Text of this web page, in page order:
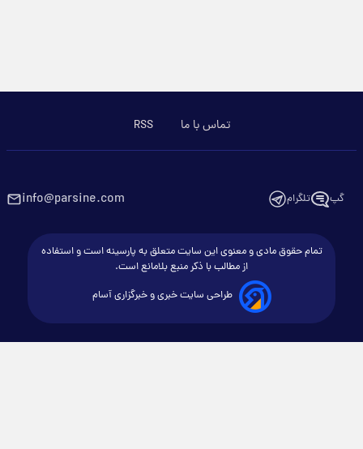
تماس با ما RSS
گپ تلگرام info@parsine.com
تمام حقوق مادی و معنوی این سایت متعلق به پارسینه است و استفاده
از مطالب با ذکر منبع بلامانع است.
طراحی سایت خبری و خبرگزاری آسام